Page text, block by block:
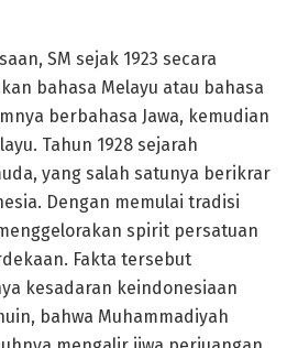
SM sejak 1923 secara
bahasa Melayu atau bahasa
berbahasa Jawa, kemudian
Tahun 1928 sejarah
yang salah satunya berikrar
Dengan memulai tradisi
spirit persatuan
Fakta tersebut
kesadaran keindonesiaan
bahwa Muhammadiyah